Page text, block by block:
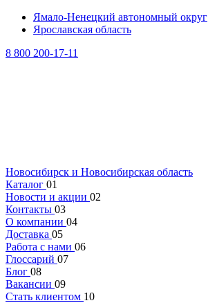
Ямало-Ненецкий автономный округ
Ярославская область
8 800 200-17-11
Новосибирск и Новосибирская область
Каталог 01
Новости и акции 02
Контакты 03
О компании 04
Доставка 05
Работа с нами 06
Глоссарий 07
Блог 08
Вакансии 09
Стать клиентом 10